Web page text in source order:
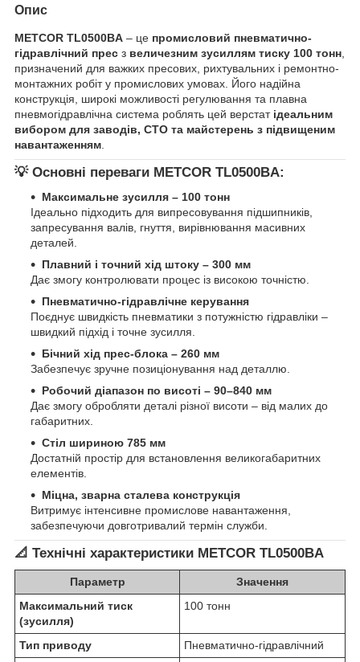
Опис
METCOR TL0500BA – це промисловий пневматично-
гідравлічний прес з величезним зусиллям тиску 100 тонн
призначений для важких пресових, рихтувальних і ремонтно-
монтажних робіт у промислових умовах. Його надійна
конструкція, широкі можливості регулювання та плавна
пневмогідравлічна система роблять цей верстат ідеальним
вибором для заводів, СТО та майстерень з підвищеним
навантаженням
💡 Основні переваги METCOR TL0500BA:
Максимальне зусилля – 100 тонн
Ідеально підходить для випресовування підшипників,
запресування валів, гнуття, вирівнювання масивних
деталей.
Плавний і точний хід штоку – 300 мм
Дає змогу контролювати процес із високою точністю.
Пневматично-гідравлічне керування
Поєднує швидкість пневматики з потужністю гідравліки –
швидкий підхід і точне зусилля.
Бічний хід прес-блока – 260 мм
Забезпечує зручне позиціонування над деталлю.
Робочий діапазон по висоті – 90–840 мм
Дає змогу обробляти деталі різної висоти – від малих до
габаритних.
Стіл шириною 785 мм
Достатній простір для встановлення великогабаритних
елементів.
Міцна, зварна сталева конструкція
Витримує інтенсивне промислове навантаження,
забезпечуючи довготривалий термін служби.
📐 Технічні характеристики METCOR TL0500BA
Параметр
Значення
Максимальний тиск
(зусилля)
100 тонн
Тип приводу
Пневматично-гідравлічний